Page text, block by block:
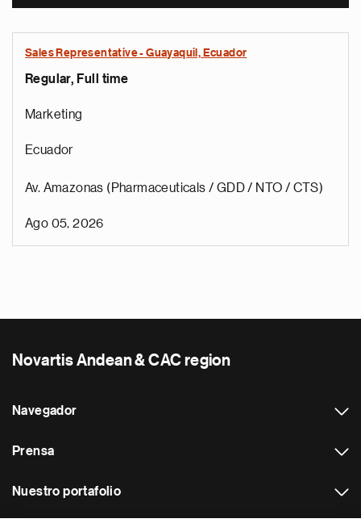
Sales Representative - Guayaquil, Ecuador
Regular, Full time
Marketing
Ecuador
Av. Amazonas (Pharmaceuticals / GDD / NTO / CTS)
Ago 05, 2026
Novartis Andean & CAC region
Navegador
Prensa
Nuestro portafolio